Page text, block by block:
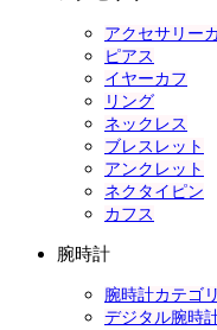
アクセサリー
ピアス
イヤーカフ
リング
ネックレス
ブレスレット
アンクレット
ネクタイピン
カフス
腕時計
腕時計カテゴ
デジタル腕時